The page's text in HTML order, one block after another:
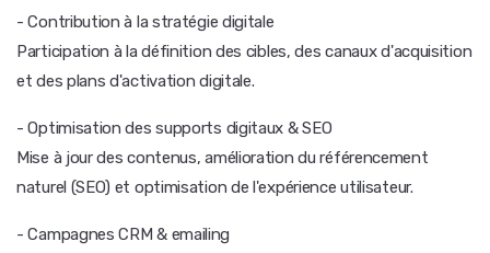
- Contribution à la stratégie digitale
Participation à la définition des cibles, des canaux d'acquisition
et des plans d'activation digitale.
- Optimisation des supports digitaux & SEO
Mise à jour des contenus, amélioration du référencement
naturel (SEO) et optimisation de l'expérience utilisateur.
- Campagnes CRM & emailing